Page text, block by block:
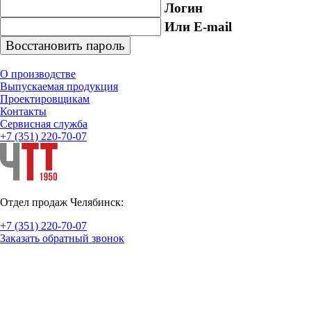
Логин
Или E-mail
О производстве
Выпускаемая продукция
Проектировщикам
Контакты
Cервисная служба
+7 (351) 220-70-07
Отдел продаж Челябинск:
+7 (351) 220-70-07
Заказать обратный звонок